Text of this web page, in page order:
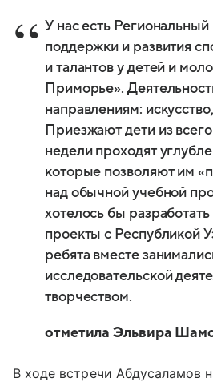
У нас есть
поддержки и развития
и талантов у детей и
Приморье».
направлениям:
Приезжают дети из
недели проходят
которые позволяют им
над обычной учебной
хотелось бы
проекты с Республикой
ребята вместе
исследовательской
творчеством.
отметила Эльвира
В ходе встречи Абдусаламов